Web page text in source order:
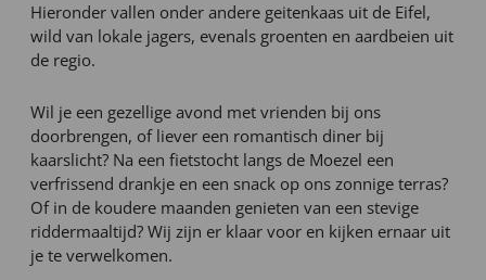
Hieronder vallen onder andere geitenkaas uit de Eifel,
wild van lokale jagers, evenals groenten en aardbeien uit
de regio.
Wil je een gezellige avond met vrienden bij ons
doorbrengen, of liever een romantisch diner bij
kaarslicht? Na een fietstocht langs de Moezel een
verfrissend drankje en een snack op ons zonnige terras?
Of in de koudere maanden genieten van een stevige
riddermaaltijd? Wij zijn er klaar voor en kijken ernaar uit
je te verwelkomen.